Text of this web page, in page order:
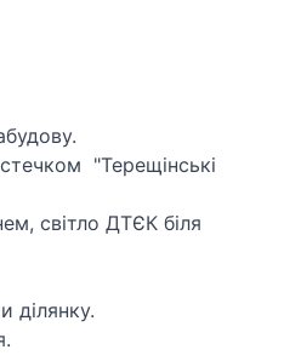
"Терещінські
світло ДТЄК біля
ділянку.